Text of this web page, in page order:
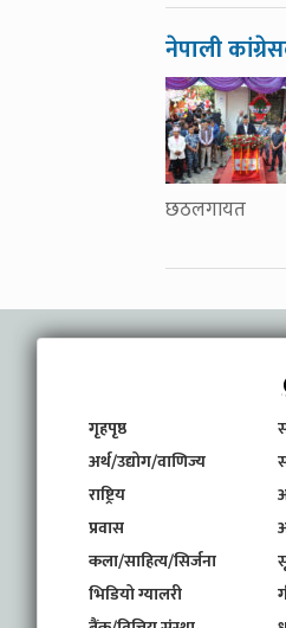
नेपाली
छठलगायत
गृहपृष्ठ
अर्थ/उद्योग/वाणिज्य
राष्ट्रिय
प्रवास
कला/साहित्य/सिर्जना
भिडियो ग्यालरी